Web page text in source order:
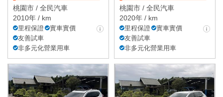
桃園市 / 全民汽車
2010年 / km
里程保證
實車實價
友善試車
非多元化營業用車
桃園市 / 全民汽車
2020年 / km
里程保證
實車實價
友善試車
非多元化營業用車